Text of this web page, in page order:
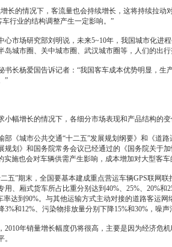
的情况下，客流量也会持续增长，这将持续拉动对
车行业的结构调整产生一定影响。”
场研究部刘明说，未来5~10年，我国城市化进
岛城市圈、关中城市圈、武汉城市圈等，人们的出
杨爱国告诉记者：“我国客车成本优势明显，生
”
增长的情况下，各细分市场表现和产品结构的变
部《城市公共交通“十二五”发展规划纲要》和《道
规划》和国务院常务会议已经通过的《国务院关于
施也会对车辆供需产生影响，成本增加对大型客
五”期末，全国要基本建成重点营运车辆GPS联网
用、厢式货车所占比重分别达到40%、25%、20%
率达到90%。与其他运输方式主动对接的道路客运
和12%、污染物排放量分别下降15%和30%，噪
年销量增长幅度仍将很高，主要是因为经济危机